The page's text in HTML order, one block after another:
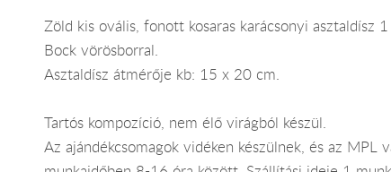
Zöld kis ovális, fonott kosaras karácsonyi asztaldísz
Bock vörösborral.
Asztaldísz átmérője kb: 15 x 20 cm.
Tartós kompozíció, nem élő virágból készül.
Az ajándékcsomagok vidéken készülnek, és az MPL